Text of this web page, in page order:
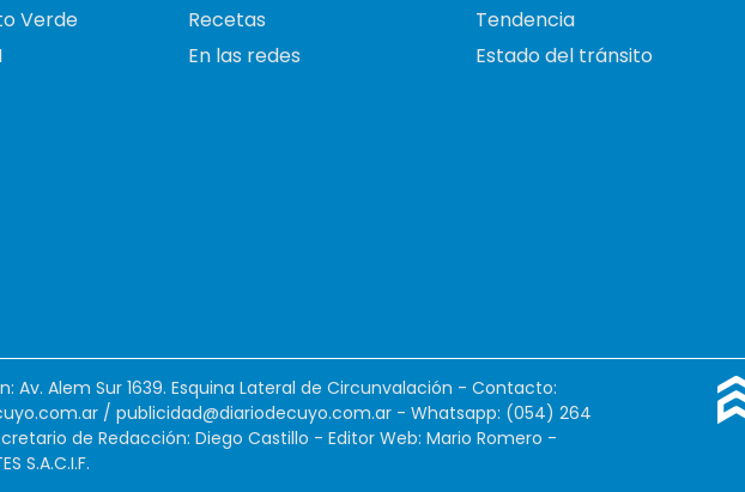
Verde
Recetas
En las redes
Tendencia
Estado del tránsito
Av. Alem Sur 1639. Esquina Lateral de Circunvalación - Contacto:
/ publicidad@diariodecuyo.com.ar - Whatsapp: (054) 264
de Redacción: Diego Castillo - Editor Web: Mario Romero -
S.A.C.I.F.